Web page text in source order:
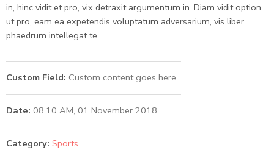
in, hinc vidit et pro, vix detraxit argumentum in. Diam vidit option
ut pro, eam ea expetendis voluptatum adversarium, vis liber
phaedrum intellegat te.
Custom Field: Custom content goes here
Date: 08.10 AM, 01 November 2018
Category: Sports